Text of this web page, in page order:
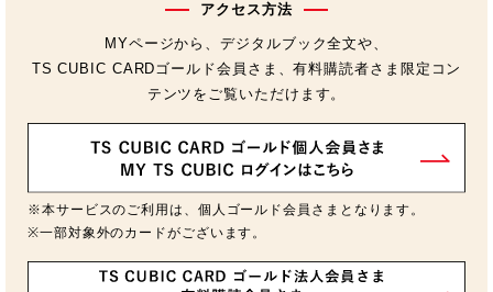
アクセス方法
MYページから、デジタルブック全文や、
TS CUBIC CARDゴールド会員さま、有料購読者さま限定コン
テンツをご覧いただけます。
※本サービスのご利用は、個人ゴールド会員さまとなります。
※一部対象外のカードがございます。